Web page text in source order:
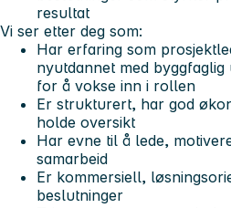
resultat
Vi ser etter deg som:
Har erfaring som
nyutdannet med
for å vokse inn i rollen
Er strukturert, har god
holde oversikt
Har evne til å lede,
samarbeid
Er kommersiell,
beslutninger